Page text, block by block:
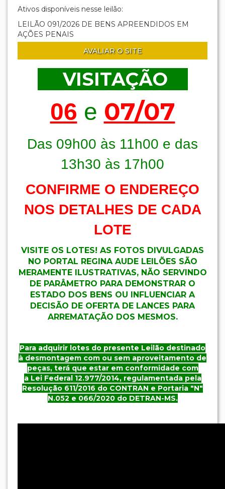
Ativos disponíveis nesse leilão:
LEILÃO 091/2026 DE BENS APREENDIDOS EM
AÇÕES PENAIS
AVALIAR O SITE
VISITAÇÃO
06 e 07/07
Das 09h00 às 11h00 e das
13h30 às 17h00
CONFIRME O ENDEREÇO
NOS DETALHES DE CADA
LOTE
VISITE OS LOTES! AS FOTOS DIVULGADAS
NO PORTAL REGINA AUDE LEILÕES SÃO
MERAMENTE ILUSTRATIVAS, NÃO SERVINDO
DE PARÂMETRO PARA DEMONSTRAR O
ESTADO DOS BENS OU INFLUENCIAR A
DECISÃO DE OFERTA DE LANCES PARA
ARREMATAÇÃO DOS MESMOS.
Para adquirir lotes do presente Leilão destinado
à desmontagem com ou sem aproveitamento de
peças, terá que estar em conformidade com
a Lei Federal 12.977/2014, regulamentada pela
Resolução 611/2016 do CONTRAN e Portaria "N"
N.052 e 066/2020 do DETRAN-MS.